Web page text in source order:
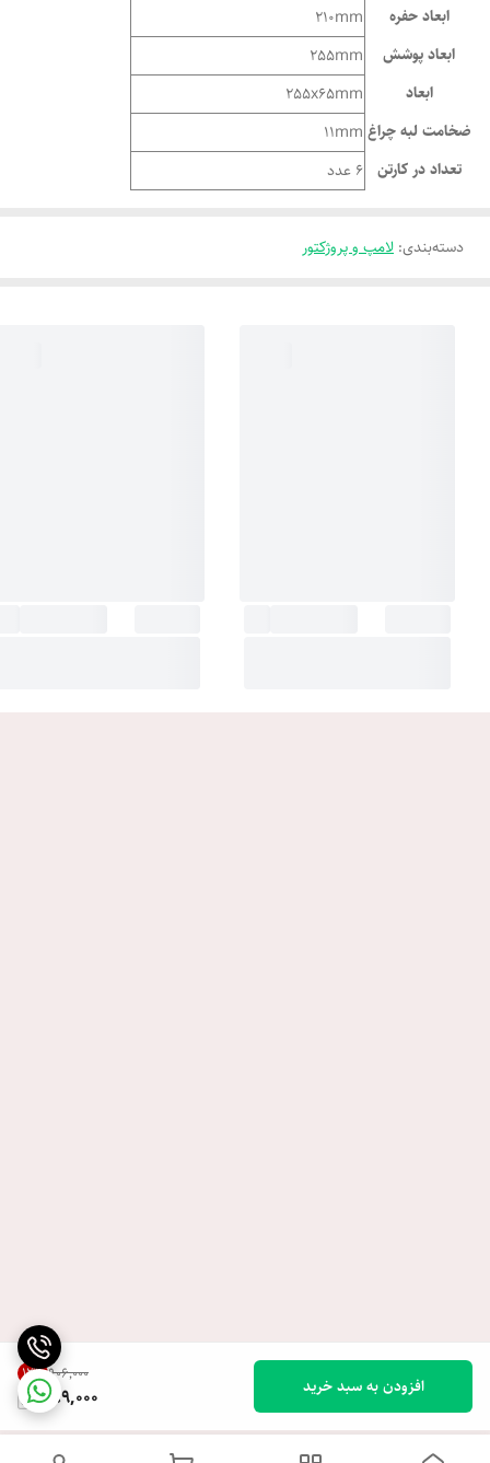
۹۰۶٬۰۰۰ 12%
789,000 افزودن به سبد خرید
ابعاد حفره
210mm
ابعاد پوشش
255mm
ابعاد
255x65mm
ضخامت لبه چراغ 11mm
تعداد در کارتن 6 عدد
دسته‌بندی: لامپ و پروژکتور